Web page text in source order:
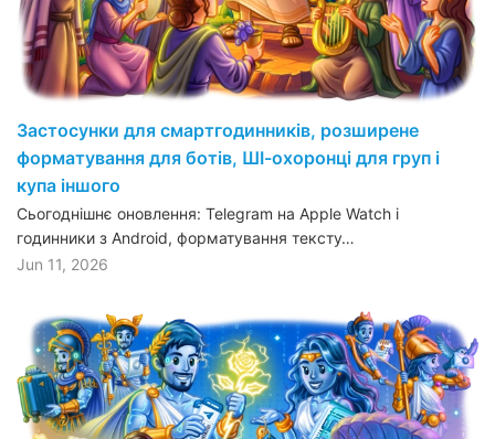
Застосунки для смартгодинників, розширене
форматування для ботів, ШІ-охоронці для груп і
купа іншого
Сьогоднішнє оновлення: Telegram на Apple Watch і
годинники з Android, форматування тексту…
Jun 11, 2026